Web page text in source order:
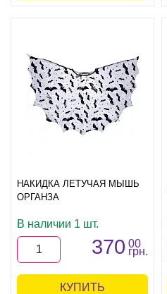
НАКИДКА ЛЕТУЧАЯ МЫШЬ
ОРГАНЗА
В наличии 1 шт.
370 00
грн.
КУПИТЬ